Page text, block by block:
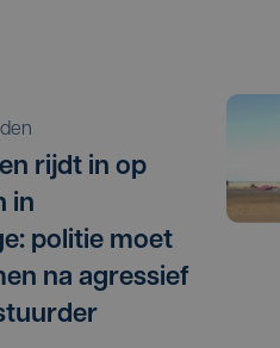
rijdt in op
in
politie moet
na agressief